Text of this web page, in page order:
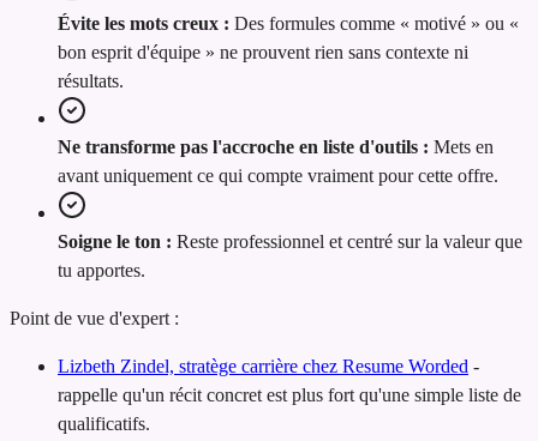
Évite les mots creux : Des formules comme « motivé » ou «
bon esprit d'équipe » ne prouvent rien sans contexte ni
résultats.
Ne transforme pas l'accroche en liste d'outils : Mets en
avant uniquement ce qui compte vraiment pour cette offre.
Soigne le ton : Reste professionnel et centré sur la valeur que
tu apportes.
Point de vue d'expert :
Lizbeth Zindel, stratège carrière chez Resume Worded -
rappelle qu'un récit concret est plus fort qu'une simple liste de
qualificatifs.